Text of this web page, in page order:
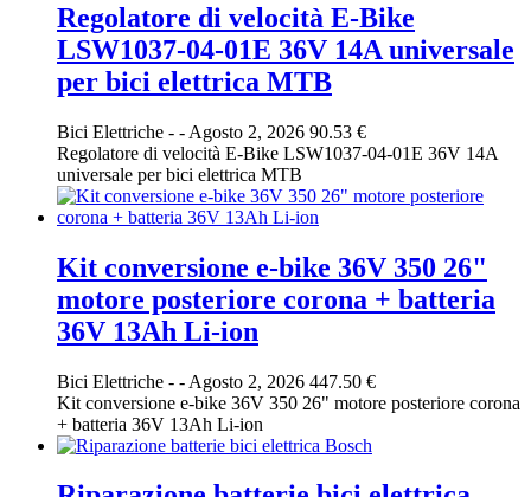
Regolatore di velocità E-Bike
LSW1037-04-01E 36V 14A universale
per bici elettrica MTB
Bici Elettriche - - Agosto 2, 2026 90.53 €
Regolatore di velocità E-Bike LSW1037-04-01E 36V 14A
universale per bici elettrica MTB
Kit conversione e-bike 36V 350 26"
motore posteriore corona + batteria
36V 13Ah Li-ion
Bici Elettriche - - Agosto 2, 2026 447.50 €
Kit conversione e-bike 36V 350 26" motore posteriore corona
+ batteria 36V 13Ah Li-ion